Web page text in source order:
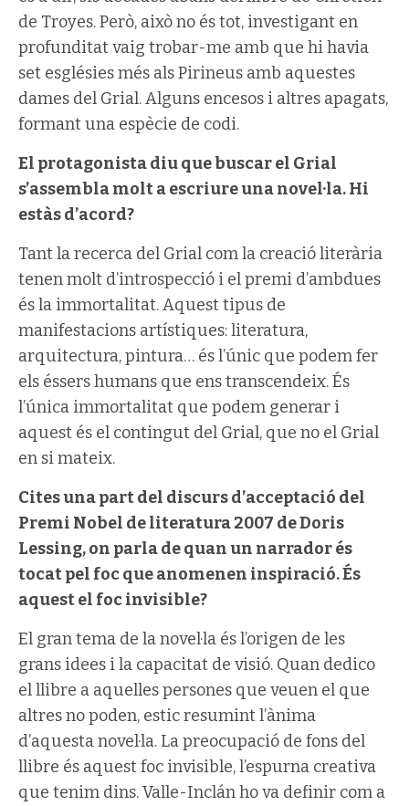
de Troyes. Però, això no és tot, investigant en
profunditat vaig trobar-me amb que hi havia
set esglésies més als Pirineus amb aquestes
dames del Grial. Alguns encesos i altres apagats,
formant una espècie de codi.
El protagonista diu que buscar el Grial
s’assembla molt a escriure una novel·la. Hi
estàs d’acord?
Tant la recerca del Grial com la creació literària
tenen molt d’introspecció i el premi d’ambdues
és la immortalitat. Aquest tipus de
manifestacions artístiques: literatura,
arquitectura, pintura… és l’únic que podem fer
els éssers humans que ens transcendeix. És
l’única immortalitat que podem generar i
aquest és el contingut del Grial, que no el Grial
en si mateix.
Cites una part del discurs d’acceptació del
Premi Nobel de literatura 2007 de Doris
Lessing, on parla de quan un narrador és
tocat pel foc que anomenen inspiració. És
aquest el foc invisible?
El gran tema de la novel·la és l’origen de les
grans idees i la capacitat de visió. Quan dedico
el llibre a aquelles persones que veuen el que
altres no poden, estic resumint l’ànima
d’aquesta novel·la. La preocupació de fons del
llibre és aquest foc invisible, l’espurna creativa
que tenim dins. Valle-Inclán ho va definir com a